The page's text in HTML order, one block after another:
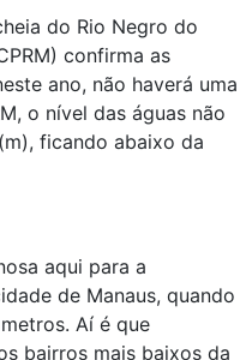
do Rio Negro do
confirma as
ano, não haverá uma
o nível das águas não
ficando abaixo da
aqui para a
de Manaus, quando
Aí é que
bairros mais baixos da